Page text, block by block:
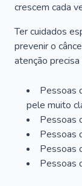
crescem cada
Ter cuidados
prevenir o
atenção
Pessoas
pele muito
Pessoas
Pessoas
Pessoas
Pessoas